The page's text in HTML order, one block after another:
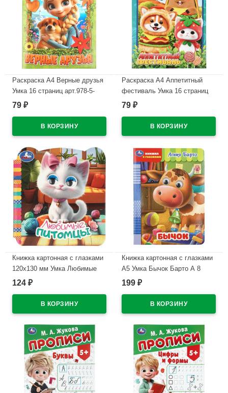
Раскраска А4 Верные друзья
Умка 16 страниц арт.978-5-
506-11527-4
79 ₽
Раскраска А4 Аппетитный
фестиваль Умка 16 страниц
арт.978-5-506-11516-8
79 ₽
Книжка картонная с глазками
120х130 мм Умка Любимые
питомцы 8 стр арт.978-5-506-
124 ₽
Книжка картонная с глазками
А5 Умка Бычок Барто А 8
страниц арт.978-5-506-11253-2
199 ₽